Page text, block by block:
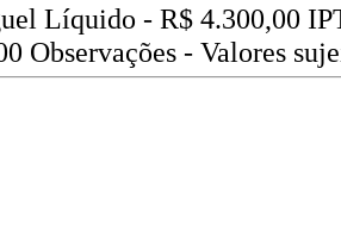
Líquido - R$ 4.300,00
Observações - Valores